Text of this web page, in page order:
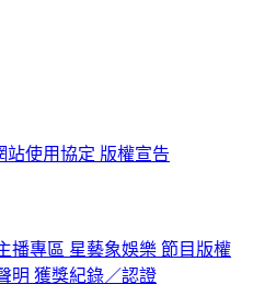
站使用協定 版權宣告
播專區 星藝象娛樂 節目版權
明 獲獎紀錄／認證